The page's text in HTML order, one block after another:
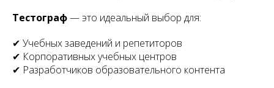
Тестограф— это идеальный выбор для:
✔ Учебных заведений и репетиторов
✔ Корпоративных учебных центров
✔ Разработчиков образовательного контента